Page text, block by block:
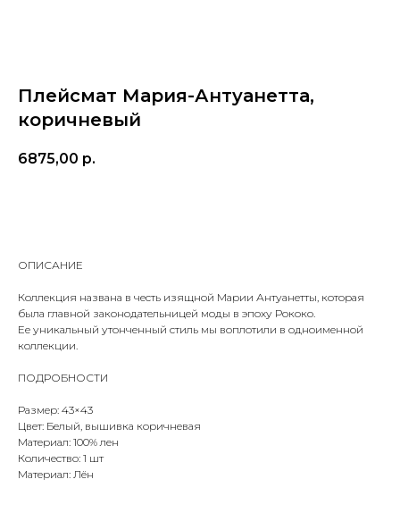
Плейсмат Мария-Антуанетта,
коричневый
6875,00 р.
ОПИСАНИЕ
Коллекция названа в честь изящной Марии Антуанетты, которая
была главной законодательницей моды в эпоху Рококо.
Ее уникальный утонченный стиль мы воплотили в одноименной
коллекции.
ПОДРОБНОСТИ
Размер: 43×43
Цвет: Белый, вышивка коричневая
Материал: 100% лен
Количество: 1 шт
Материал: Лён